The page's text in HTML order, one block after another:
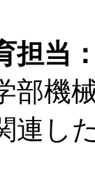
担当：
部機
連し